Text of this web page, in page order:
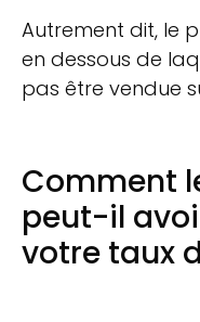
Autrement dit, le
en dessous de
pas être vendue
Comment
peut-il
votre taux